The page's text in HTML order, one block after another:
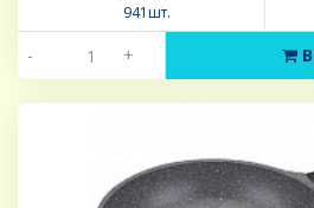
941шт.
- + В